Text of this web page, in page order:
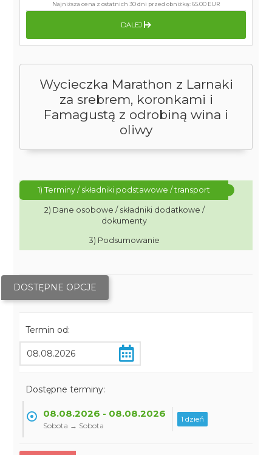
Wycieczka Marathon z Larnaki
za srebrem, koronkami i
Famagustą z odrobiną wina i
oliwy
1) Terminy / składniki podstawowe / transport
2) Dane osobowe / składniki dodatkowe /
dokumenty
3) Podsumowanie
DOSTĘPNE OPCJE
Termin od:
Dostępne terminy:
08.08.2026 - 08.08.2026
Sobota → Sobota
1 dzień
Najniższa cena z ostatnich 30 dni przed obniżką:65.00 EUR
DALEJ